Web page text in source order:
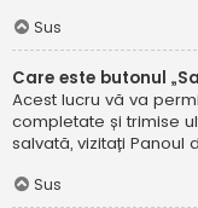
Sus
Care este butonul
Acest lucru vă va
completate și trimise
salvată, vizitați Panoul
Sus